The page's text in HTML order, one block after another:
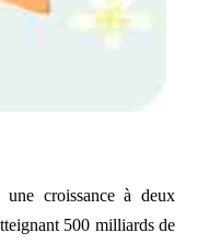
croissance à deux
500 milliards de